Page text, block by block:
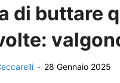
di buttare
- 28 Gennaio 2025